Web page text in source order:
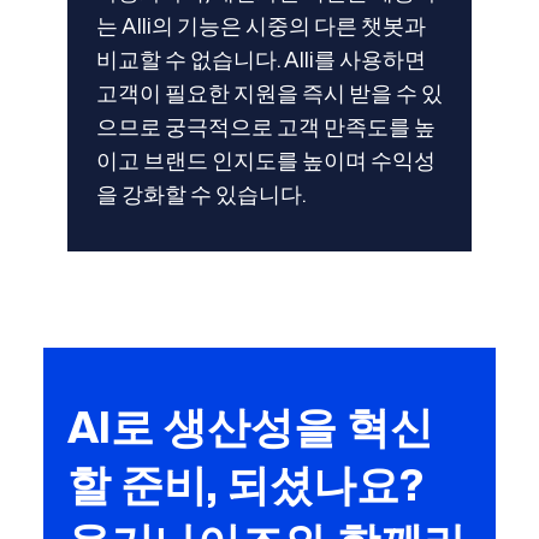
는 Alli의 기능은 시중의 다른 챗봇과
비교할 수 없습니다. Alli를 사용하면
고객이 필요한 지원을 즉시 받을 수 있
으므로 궁극적으로 고객 만족도를 높
이고 브랜드 인지도를 높이며 수익성
을 강화할 수 있습니다.
AI로 생산성을 혁신
할 준비, 되셨나요?